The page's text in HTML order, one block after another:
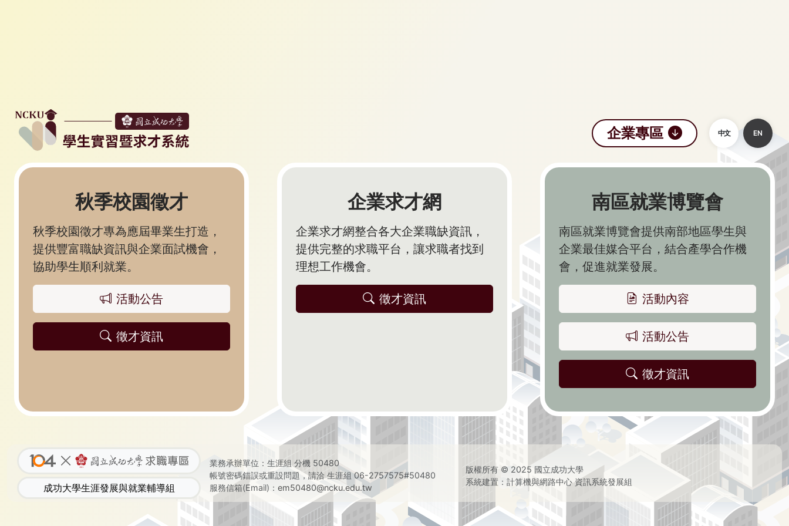
企業專區 中文 EN
南區就業博覽會
南區就業博覽會提供南部地區學生與
企業最佳媒合平台，結合產學合作機
會，促進就業發展。
活動內容
活動公告
徵才資訊
秋季校園徵才
秋季校園徵才專為應屆畢業生打造，
提供豐富職缺資訊與企業面試機會，
協助學生順利就業。
活動公告
徵才資訊
企業求才網
企業求才網整合各大企業職缺資訊，
提供完整的求職平台，讓求職者找到
理想工作機會。
徵才資訊
成功大學生涯發展與就業輔導組
業務承辦單位：生涯組 分機 50480
帳號密碼錯誤或重設問題，請洽 生涯組 06-2757575#50480
服務信箱(Email)： em50480@ncku.edu.tw
版權所有 © 2025 國立成功大學
系統建置：計算機與網路中心 資訊系統發展組